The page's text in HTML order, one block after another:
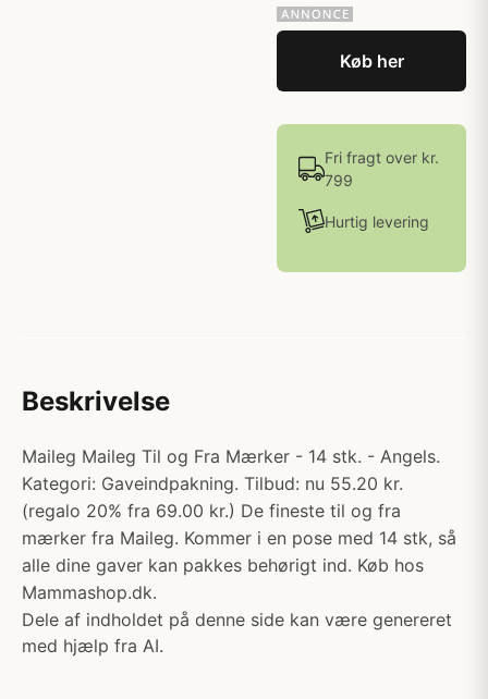
Køb her
Fri fragt over kr.
799
Hurtig levering
Beskrivelse
Maileg Maileg Til og Fra Mærker - 14 stk. - Angels.
Kategori: Gaveindpakning. Tilbud: nu 55.20 kr.
(regalo 20% fra 69.00 kr.) De fineste til og fra
mærker fra Maileg. Kommer i en pose med 14 stk, så
alle dine gaver kan pakkes behørigt ind. Køb hos
Mammashop.dk.
Dele af indholdet på denne side kan være genereret
med hjælp fra AI.